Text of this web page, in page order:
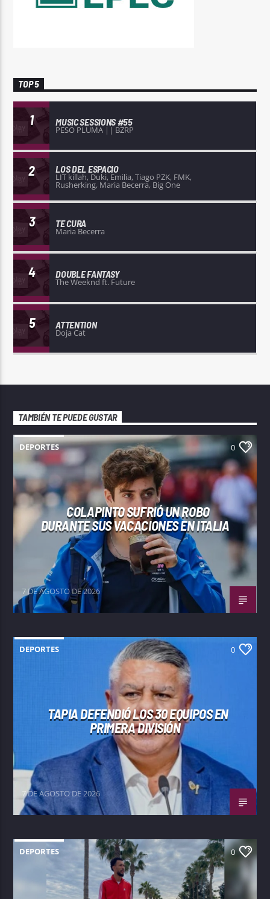
TOP 5
1 MUSIC SESSIONS #55
PESO PLUMA || BZRP
2 LOS DEL ESPACIO
LIT killah, Duki, Emilia, Tiago PZK, FMK,
Rusherking, Maria Becerra, Big One
3 TE CURA
Maria Becerra
4 DOUBLE FANTASY
The Weeknd ft. Future
5 ATTENTION
Doja Cat
TAMBIÉN TE PUEDE GUSTAR
DEPORTES 0
COLAPINTO SUFRIÓ UN ROBO
DURANTE SUS VACACIONES EN ITALIA
7 DE AGOSTO DE 2026
DEPORTES 0
TAPIA DEFENDIÓ LOS 30 EQUIPOS EN
PRIMERA DIVISIÓN
7 DE AGOSTO DE 2026
DEPORTES 0